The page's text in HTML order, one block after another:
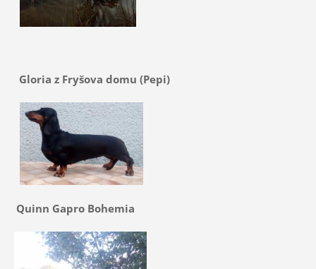
Gloria z Fryšova domu (Pepi)
Quinn Gapro Bohemia